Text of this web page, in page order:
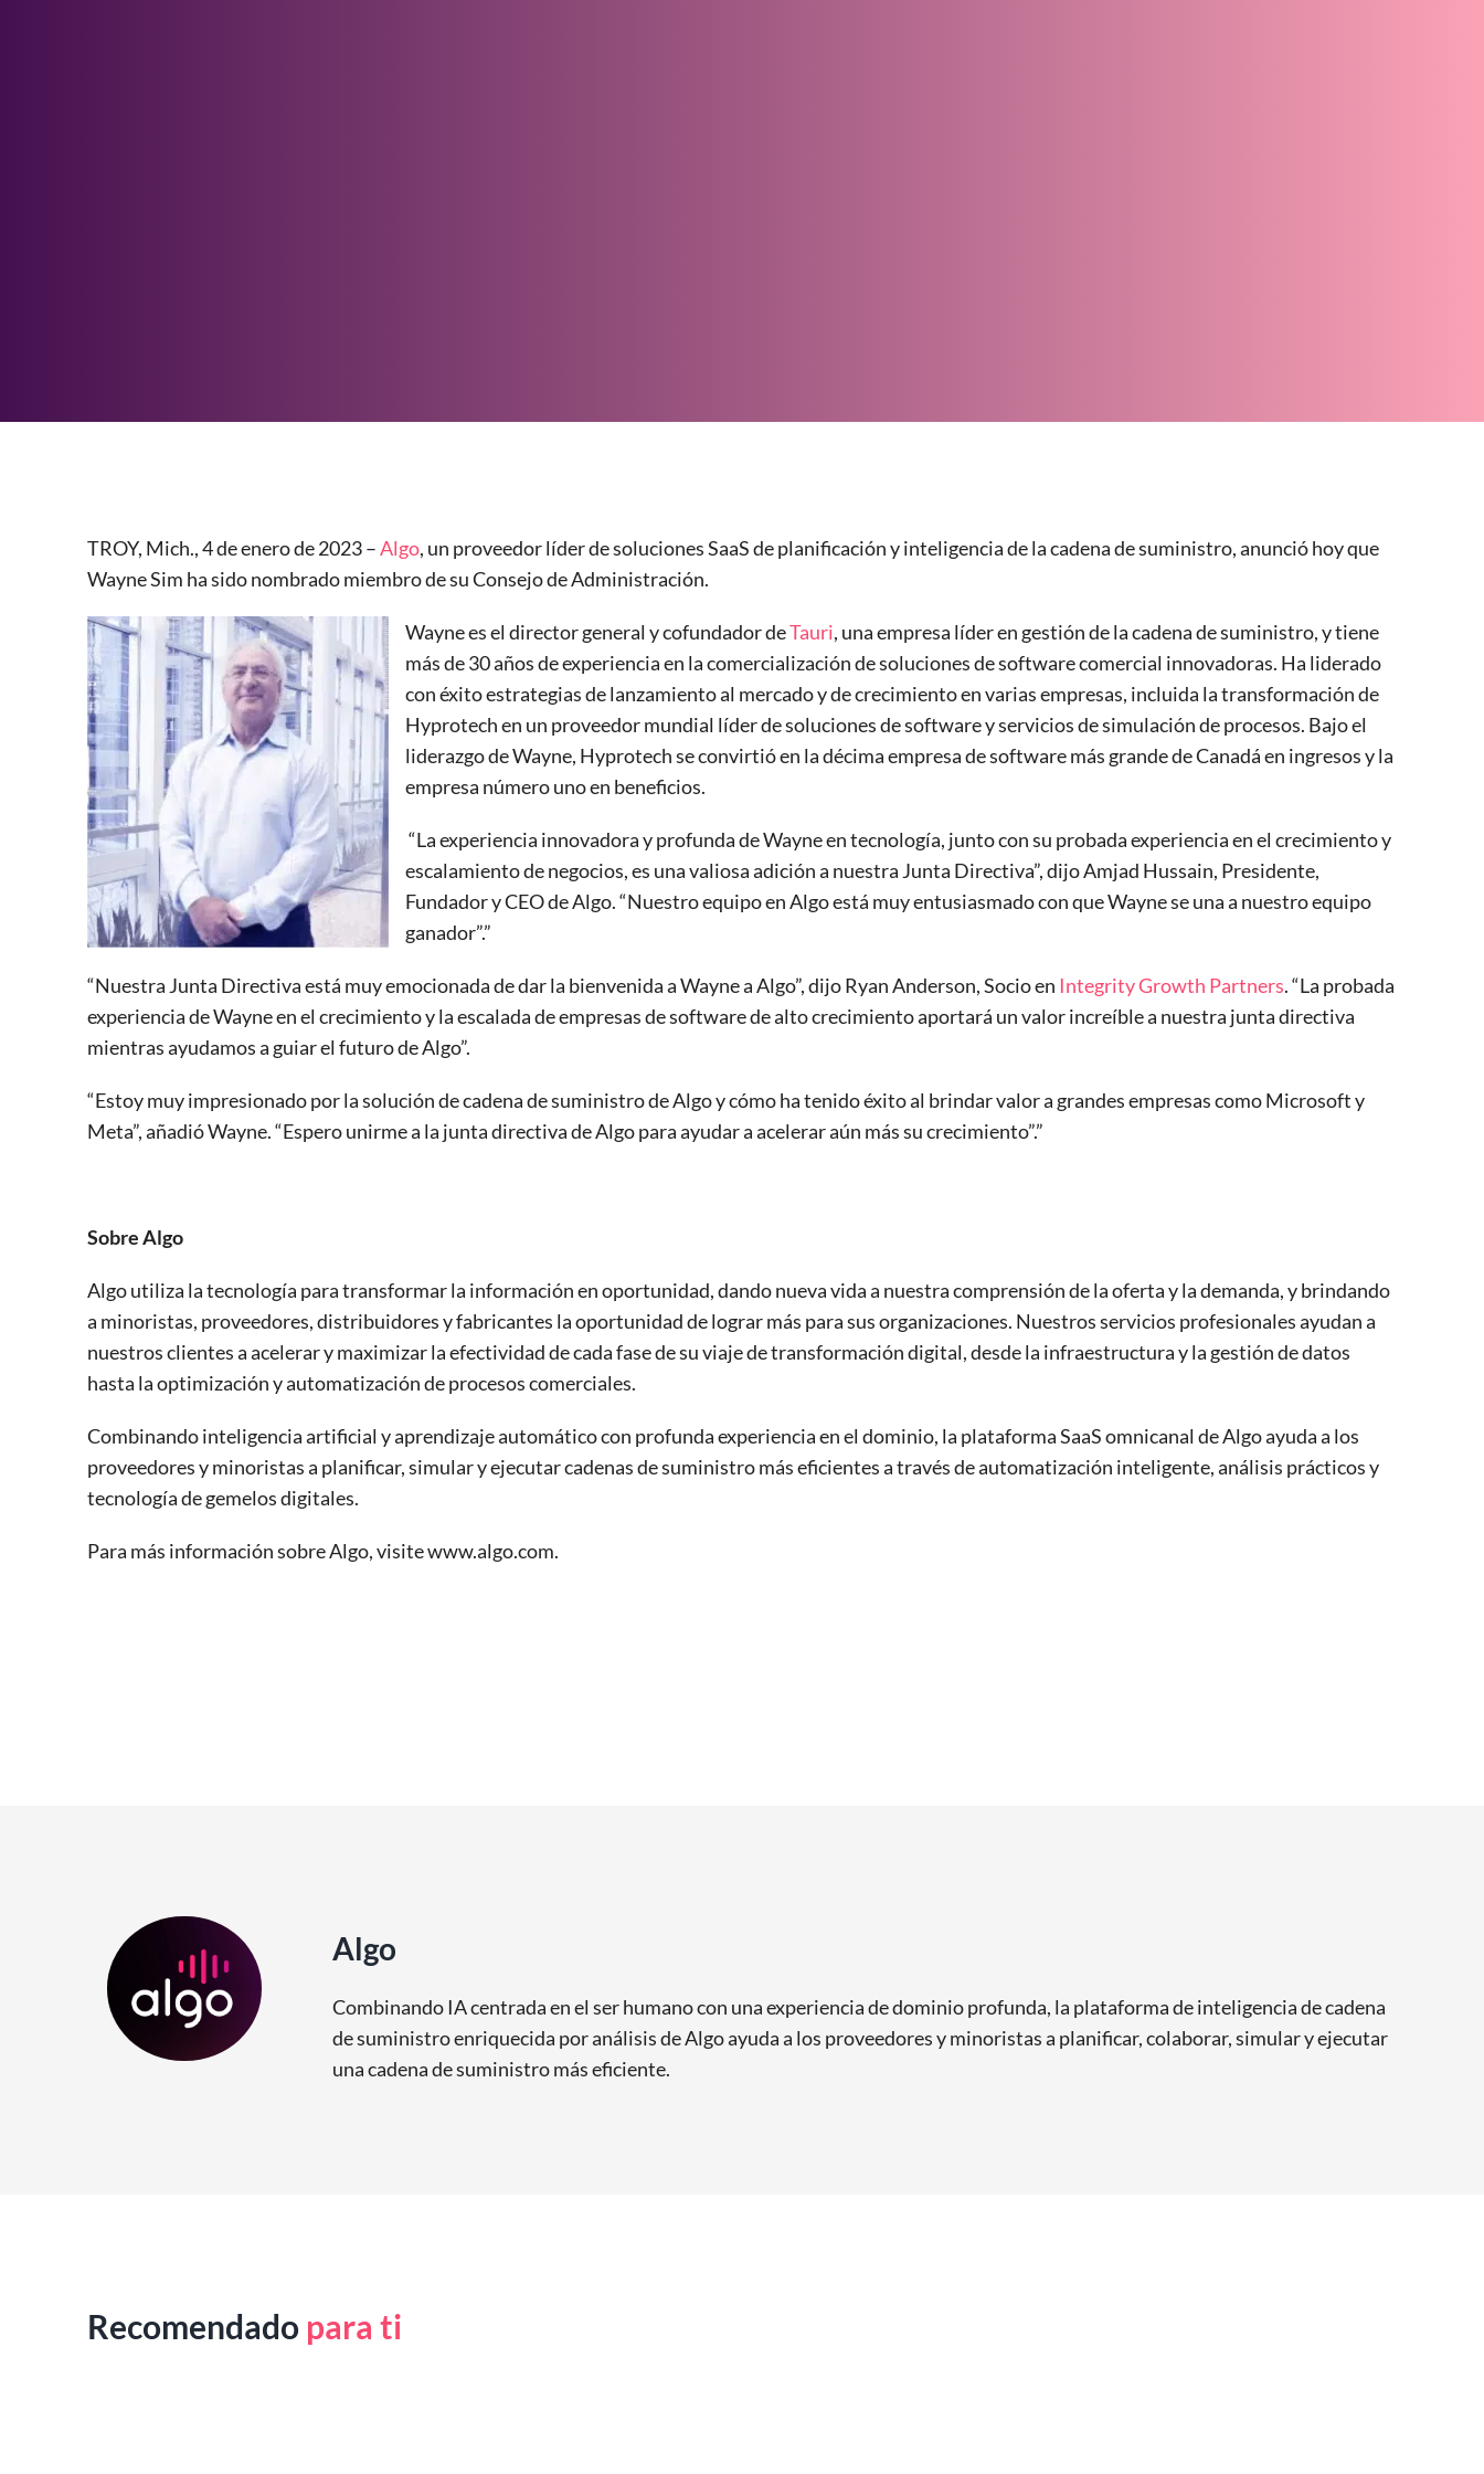
TROY, Mich., 4 de enero de 2023 –Algo, un proveedor líder de soluciones SaaS de planificación y inteligencia de la cadena de suministro, anunció hoy que
Wayne Sim ha sido nombrado miembro de su Consejo de Administración.
Wayne es el director general y cofundador deTauri, una empresa líder en gestión de la cadena de suministro, y tiene
más de 30 años de experiencia en la comercialización de soluciones de software comercial innovadoras. Ha liderado
con éxito estrategias de lanzamiento al mercado y de crecimiento en varias empresas, incluida la transformación de
Hyprotech en un proveedor mundial líder de soluciones de software y servicios de simulación de procesos. Bajo el
liderazgo de Wayne, Hyprotech se convirtió en la décima empresa de software más grande de Canadá en ingresos y la
empresa número uno en beneficios.
“La experiencia innovadora y profunda de Wayne en tecnología, junto con su probada experiencia en el crecimiento y
escalamiento de negocios, es una valiosa adición a nuestra Junta Directiva”, dijo Amjad Hussain, Presidente,
Fundador y CEO de Algo. “Nuestro equipo en Algo está muy entusiasmado con que Wayne se una a nuestro equipo
ganador”.”
“Nuestra Junta Directiva está muy emocionada de dar la bienvenida a Wayne a Algo”, dijo Ryan Anderson, Socio en Integrity Growth Partners. “La probada
experiencia de Wayne en el crecimiento y la escalada de empresas de software de alto crecimiento aportará un valor increíble a nuestra junta directiva
mientras ayudamos a guiar el futuro de Algo”.
“Estoy muy impresionado por la solución de cadena de suministro de Algo y cómo ha tenido éxito al brindar valor a grandes empresas como Microsoft y
Meta”, añadió Wayne. “Espero unirme a la junta directiva de Algo para ayudar a acelerar aún más su crecimiento”.”
Sobre Algo
Algo utiliza la tecnología para transformar la información en oportunidad, dando nueva vida a nuestra comprensión de la oferta y la demanda, y brindando
a minoristas, proveedores, distribuidores y fabricantes la oportunidad de lograr más para sus organizaciones. Nuestros servicios profesionales ayudan a
nuestros clientes a acelerar y maximizar la efectividad de cada fase de su viaje de transformación digital, desde la infraestructura y la gestión de datos
hasta la optimización y automatización de procesos comerciales.
Combinando inteligencia artificial y aprendizaje automático con profunda experiencia en el dominio, la plataforma SaaS omnicanal de Algo ayuda a los
proveedores y minoristas a planificar, simular y ejecutar cadenas de suministro más eficientes a través de automatización inteligente, análisis prácticos y
tecnología de gemelos digitales.
Para más información sobre Algo, visite www.algo.com.
Algo
Combinando IA centrada en el ser humano con una experiencia de dominio profunda, la plataforma de inteligencia de cadena
de suministro enriquecida por análisis de Algo ayuda a los proveedores y minoristas a planificar, colaborar, simular y ejecutar
una cadena de suministro más eficiente.
Recomendado para ti